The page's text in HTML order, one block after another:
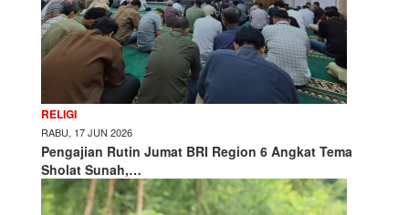
RELIGI
RABU, 17 JUN 2026
Pengajian Rutin Jumat BRI Region 6 Angkat Tema
Sholat Sunah,…